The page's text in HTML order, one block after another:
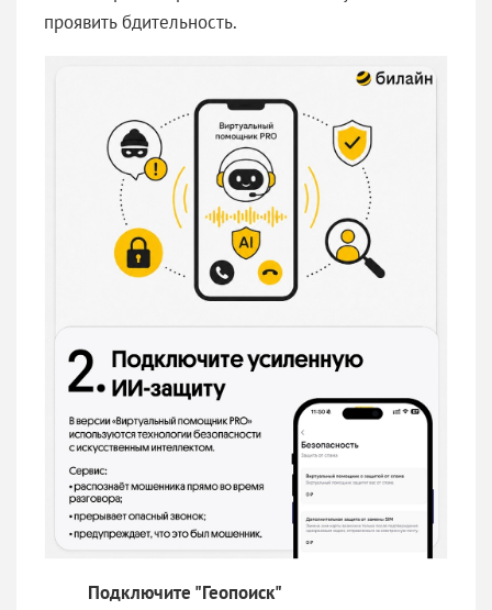
проявить бдительность.
Подключите "Геопоиск"